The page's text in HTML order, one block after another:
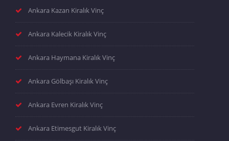
Ankara Kazan Kiralık Vinç
Ankara Kalecik Kiralık Vinç
Ankara Haymana Kiralık Vinç
Ankara Gölbaşı Kiralık Vinç
Ankara Evren Kiralık Vinç
Ankara Etimesgut Kiralık Vinç